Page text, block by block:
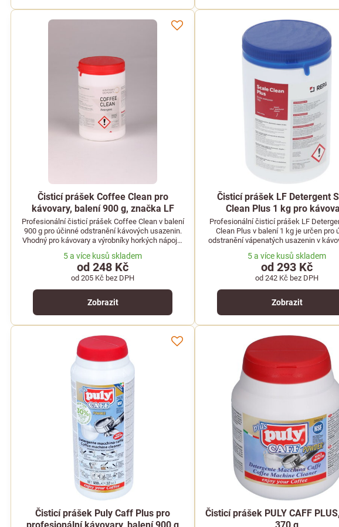
Čisticí prášek Coffee Clean pro
kávovary, balení 900 g, značka LF
Profesionální čisticí prášek Coffee Clean v balení
900 g pro účinné odstranění kávových usazenin.
Vhodný pro kávovary a výrobníky horkých nápojů.
Značka LF.
5 a více kusů skladem
od 248 Kč
od 205 Kč bez DPH
Zobrazit
Čisticí prášek LF Detergent
Clean Plus 1 kg pro
Profesionální čisticí prášek LF
Clean Plus v balení 1 kg je určen pro
odstranění vápenatých usazenin v
výrobnících horkých nápojů.
5 a více kusů skladem
od 293 Kč
od 242 Kč bez DPH
Zobrazit
Čisticí prášek Puly Caff Plus pro
profesionální kávovary, balení 900 g
Čisticí prášek PULY CAFF
370 g